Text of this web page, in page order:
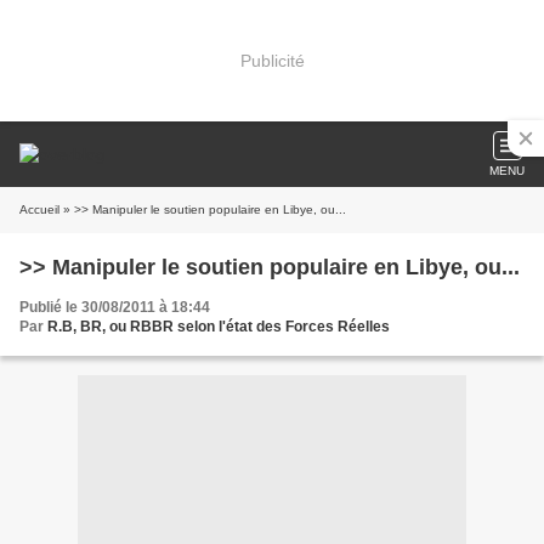
Publicité
MENU
Accueil » >> Manipuler le soutien populaire en Libye, ou...
>> Manipuler le soutien populaire en Libye, ou...
Publié le 30/08/2011 à 18:44
Par R.B, BR, ou RBBR selon l'état des Forces Réelles